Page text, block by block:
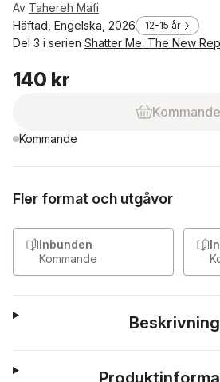
Av Tahereh Mafi
Häftad, Engelska, 2026
12-15 år
Del 3 i serien Shatter Me: The New
140 kr
Kommande
Kommande
Fler format och utgåvor
Inbunden
Kommande
Beskrivning